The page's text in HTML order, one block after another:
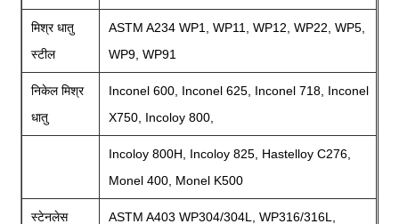
मिश्र धातु
स्टील
ASTM A234 WP1, WP11, WP12, WP22, WP5,
WP9, WP91
निकेल मिश्र
धातु
Inconel 600, Inconel 625, Inconel 718, Inconel
X750, Incoloy 800,
Incoloy 800H, Incoloy 825, Hastelloy C276,
Monel 400, Monel K500
स्टेनलेस
ASTM A403 WP304/304L, WP316/316L,